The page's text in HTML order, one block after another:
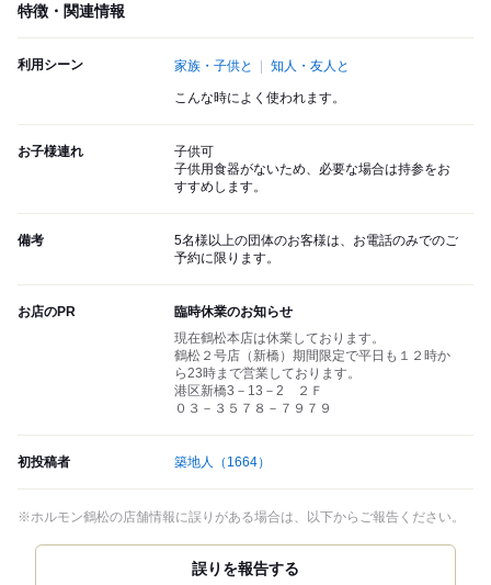
特徴・関連情報
利用シーン 家族・子供と 知人・友人と
こんな時によく使われます。
お子様連れ
子供可
子供用食器がないため、必要な場合は持参をお
すすめします。
備考
5名様以上の団体のお客様は、お電話のみでのご
予約に限ります。
お店のPR
臨時休業のお知らせ
現在鶴松本店は休業しております。
鶴松２号店（新橋）期間限定で平日も１２時か
ら23時まで営業しております。
港区新橋3－13－2 ２Ｆ
０３－３５７８－７９７９
初投稿者 築地人 （1664）
※ホルモン鶴松の店舗情報に誤りがある場合は、以下からご報告ください。
誤りを報告する